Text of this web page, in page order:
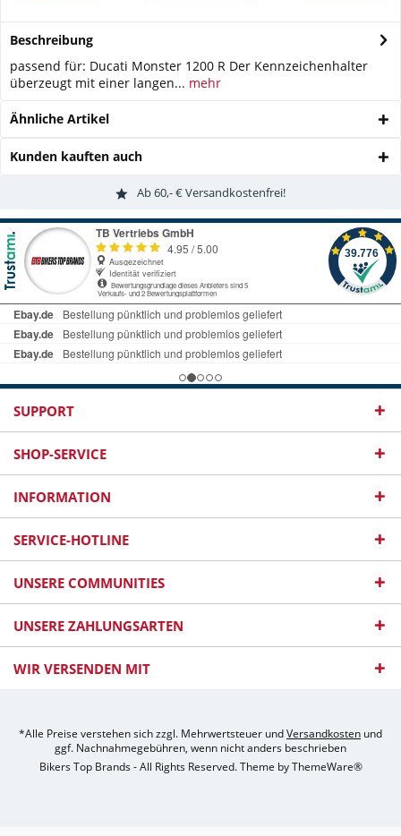
Beschreibung
passend für: Ducati Monster 1200 R Der Kennzeichenhalter
überzeugt mit einer langen... mehr
Ähnliche Artikel
Kunden kauften auch
Ab 60,- € Versandkostenfrei!
SUPPORT
SHOP-SERVICE
INFORMATION
SERVICE-HOTLINE
UNSERE COMMUNITIES
UNSERE ZAHLUNGSARTEN
WIR VERSENDEN MIT
*Alle Preise verstehen sich zzgl. Mehrwertsteuer undVersandkosten und
ggf. Nachnahmegebühren, wenn nicht anders beschrieben
Bikers Top Brands - All Rights Reserved. Theme byThemeWare®